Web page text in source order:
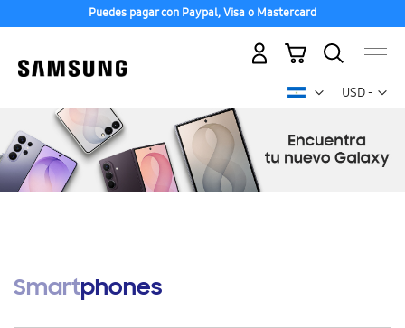
Puedes pagar con Paypal, Visa o Mastercard
USD -
dólar
Mi carrito
Smartphones